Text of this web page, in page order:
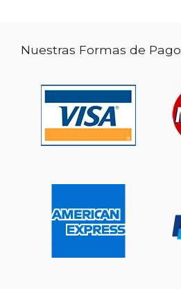
Nuestras Formas de Pago